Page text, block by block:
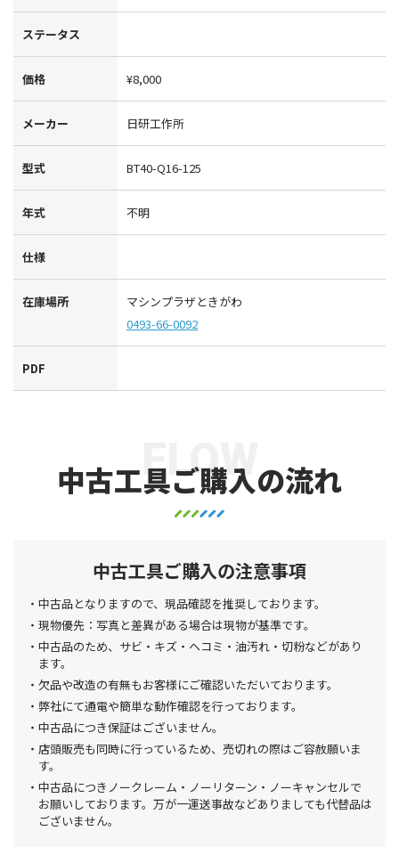
ステータス
価格 ¥8,000
メーカー 日研工作所
型式 BT40-Q16-125
年式 不明
仕様
在庫場所
マシンプラザときがわ
0493-66-0092
PDF
中古工具ご購入の流れ
FLOW
中古工具ご購入の注意事項
中古品となりますので、現品確認を推奨しております。
現物優先：写真と差異がある場合は現物が基準です。
中古品のため、サビ・キズ・ヘコミ・油汚れ・切粉などがあり
ます。
欠品や改造の有無もお客様にご確認いただいております。
弊社にて通電や簡単な動作確認を行っております。
中古品につき保証はございません。
店頭販売も同時に行っているため、売切れの際はご容赦願いま
す。
中古品につきノークレーム・ノーリターン・ノーキャンセルで
お願いしております。万が一運送事故などありましても代替品は
ございません。